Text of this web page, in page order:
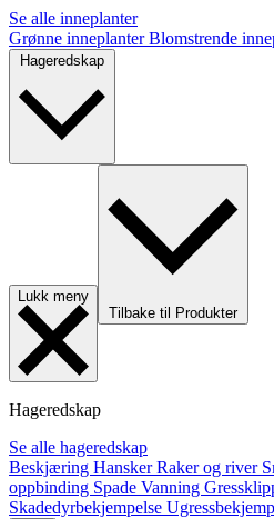
Se alle inneplanter
Grønne inneplanterBlomstrende
Lukk meny
Tilbake til Produkter
Hageredskap
Se alle hageredskap
Beskjæring HanskerRaker og river
oppbinding Spade Vanning
Skadedyrbekjempelse